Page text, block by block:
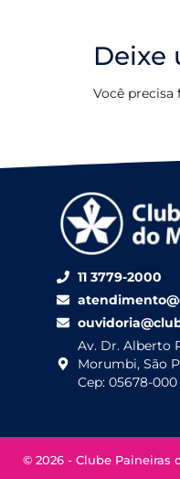
Deixe
Você precisa
11 3779-2000
Av. Dr. Alberto
Morumbi, São
Cep: 05678-000
© 2026 - Clube Paineiras